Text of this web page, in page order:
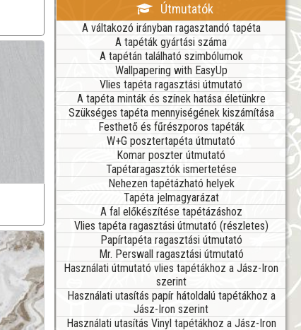
Útmutatók
A váltakozó irányban ragasztandó tapéta
A tapéták gyártási száma
A tapétán található szimbólumok
Wallpapering with EasyUp
Vlies tapéta ragasztási útmutató
A tapéta minták és színek hatása életünkre
Szükséges tapéta mennyiségének kiszámítása
Festhető és fűrészporos tapéták
W+G posztertapéta útmutató
Komar poszter útmutató
Tapétaragasztók ismertetése
Nehezen tapétázható helyek
Tapéta jelmagyarázat
A fal előkészítése tapétázáshoz
Vlies tapéta ragasztási útmutató (részletes)
Papírtapéta ragasztási útmutató
Mr. Perswall ragasztási útmutató
Használati útmutató vlies tapétákhoz a Jász-Iron
szerint
Használati utasítás papír hátoldalú tapétákhoz a
Jász-Iron szerint
Használati utasítás Vinyl tapétákhoz a Jász-Iron